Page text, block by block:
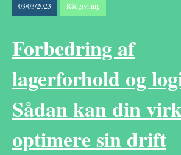
03/03/2023 Rådgivning
Forbedring af
lagerforhold og
Sådan kan din
optimere sin drift